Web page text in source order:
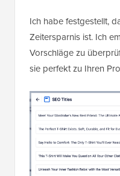
Ich habe festgestellt,
Zeitersparnis ist. Ich
Vorschläge zu
sie perfekt zu Ihren